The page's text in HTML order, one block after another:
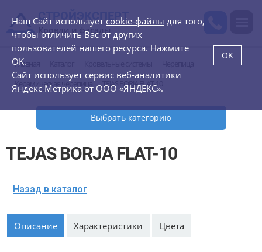
СТРОЙЭКСПЕРТ
Кровли и фасады
Главная
Керамическая черепица
TEJAS BORJA FLAT-10
Выбрать категорию
TEJAS BORJA FLAT-10
Описание Характеристики Цвета
Назад в каталог
Наш Сайт использует cookie-файлы для того,
чтобы отличить Вас от других
пользователей нашего ресурса. Нажмите
OK.
Сайт использует сервис веб-аналитики
Яндекс Метрика от ООО «ЯНДЕКС».
OK